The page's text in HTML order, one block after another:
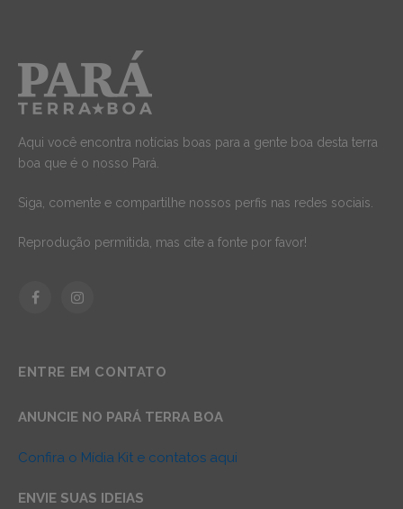
Aqui você encontra notícias boas para a gente boa desta terra
boa que é o nosso Pará.
Siga, comente e compartilhe nossos perfis nas redes sociais.
Reprodução permitida, mas cite a fonte por favor!
FacebookInstagram
ENTRE EM CONTATO
ANUNCIE NO PARÁ TERRA BOA
Confira o Mídia Kit e contatos aqui
ENVIE SUAS IDEIAS